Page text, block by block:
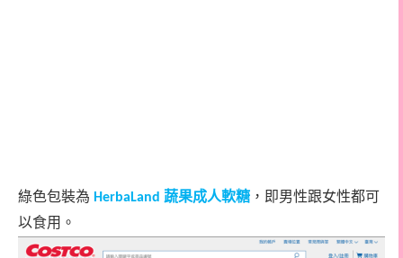
綠色包裝為 HerbaLand 蔬果成人軟糖 ，即男性跟女性都可
以食用。